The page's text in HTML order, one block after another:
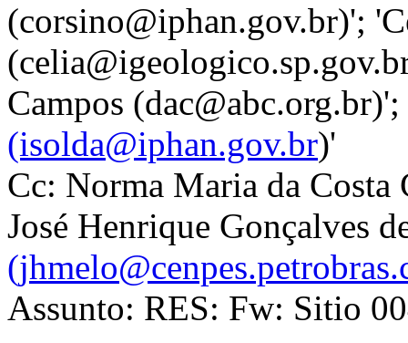
(corsino@iphan.gov.br)';
Campos
(isolda@iphan.gov.br)'
Cc: Norma Maria da
José Henrique Gonçalves
Assunto: RES: Fw: Sitio